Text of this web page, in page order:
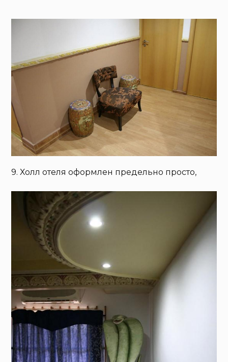
9. Холл отеля оформлен предельно просто,